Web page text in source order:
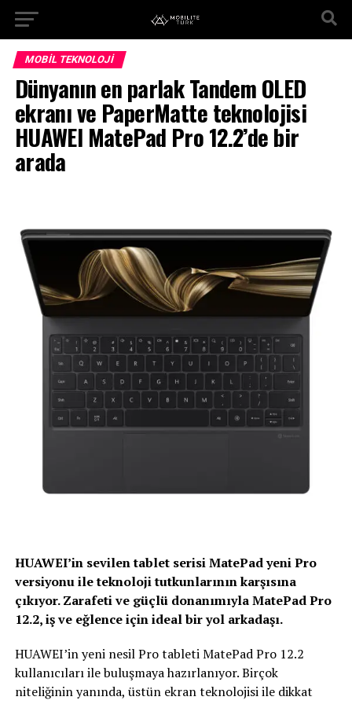
MOBIL TEKNOLOJI
Dünyanın en parlak Tandem OLED
ekranı ve PaperMatte teknolojisi
HUAWEI MatePad Pro 12.2’de bir
arada
HUAWEI’in sevilen tablet serisi MatePad yeni Pro
versiyonu ile teknoloji tutkunlarının karşısına
çıkıyor. Zarafeti ve güçlü donanımıyla MatePad Pro
12.2, iş ve eğlence için ideal bir yol arkadaşı.
HUAWEI’in yeni nesil Pro tableti MatePad Pro 12.2
kullanıcıları ile buluşmaya hazırlanıyor. Birçok
niteliğinin yanında, üstün ekran teknolojisi ile dikkat